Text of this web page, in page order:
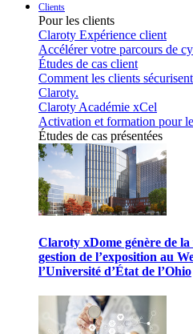
Clients
Pour les clients
Claroty Expérience client
Accélérer votre parcours de
Études de cas client
Comment les clients
Claroty.
Claroty Académie xCel
Activation et formation pour
Études de cas présentées
Claroty xDome génère de
gestion de l’exposition au
l’Université d’État de l’Ohio